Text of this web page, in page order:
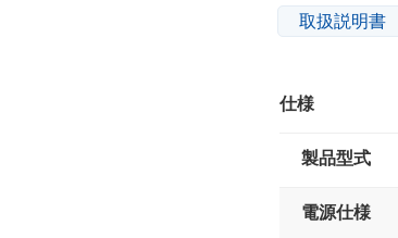
取扱説明書
仕様
製品型式
電源仕様